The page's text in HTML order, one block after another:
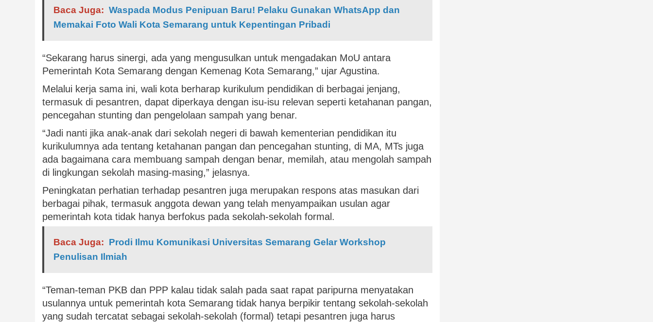
Baca Juga: Waspada Modus Penipuan Baru! Pelaku Gunakan WhatsApp dan
Memakai Foto Wali Kota Semarang untuk Kepentingan Pribadi
“Sekarang harus sinergi, ada yang mengusulkan untuk mengadakan MoU antara
Pemerintah Kota Semarang dengan Kemenag Kota Semarang,” ujar Agustina.
Melalui kerja sama ini, wali kota berharap kurikulum pendidikan di berbagai jenjang,
termasuk di pesantren, dapat diperkaya dengan isu-isu relevan seperti ketahanan pangan,
pencegahan stunting dan pengelolaan sampah yang benar.
“Jadi nanti jika anak-anak dari sekolah negeri di bawah kementerian pendidikan itu
kurikulumnya ada tentang ketahanan pangan dan pencegahan stunting, di MA, MTs juga
ada bagaimana cara membuang sampah dengan benar, memilah, atau mengolah sampah
di lingkungan sekolah masing-masing,” jelasnya.
Peningkatan perhatian terhadap pesantren juga merupakan respons atas masukan dari
berbagai pihak, termasuk anggota dewan yang telah menyampaikan usulan agar
pemerintah kota tidak hanya berfokus pada sekolah-sekolah formal.
Baca Juga: Prodi Ilmu Komunikasi Universitas Semarang Gelar Workshop
Penulisan Ilmiah
“Teman-teman PKB dan PPP kalau tidak salah pada saat rapat paripurna menyatakan
usulannya untuk pemerintah kota Semarang tidak hanya berpikir tentang sekolah-sekolah
yang sudah tercatat sebagai sekolah-sekolah (formal) tetapi pesantren juga harus